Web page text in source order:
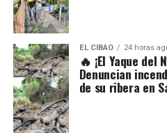
EL CIBAO 24 horas
🔥 ¡El Yaque
Denuncian
de su ribera en